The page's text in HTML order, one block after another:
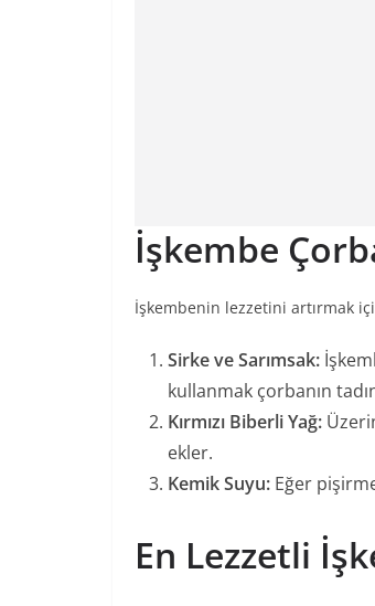
İşkembe
İşkembenin lezzetini artırmak
Sirke ve Sarımsak:
kullanmak çorbanın
Kırmızı Biberli Yağ:
ekler.
Kemik Suyu: Eğer
En Lezzetli